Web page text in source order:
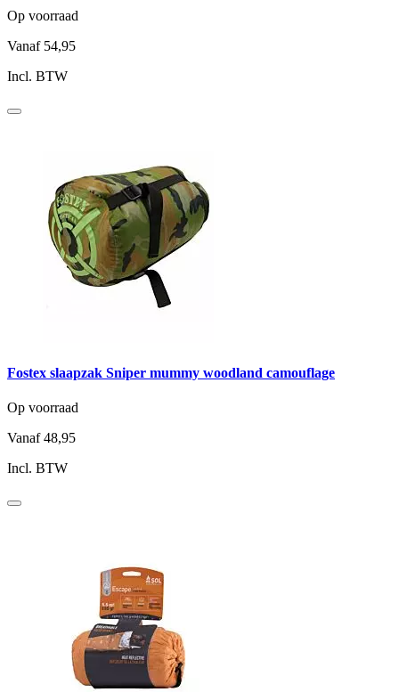
Op voorraad
Vanaf 54,95
Incl. BTW
Fostex slaapzak Sniper mummy woodland camouflage
Op voorraad
Vanaf 48,95
Incl. BTW